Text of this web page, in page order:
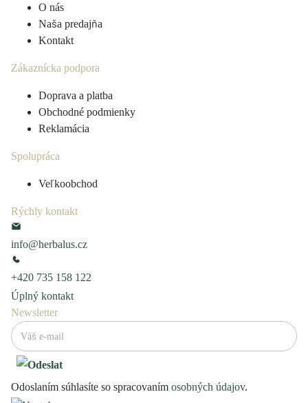
O nás
Naša predajňa
Kontakt
Zákaznícka podpora
Doprava a platba
Obchodné podmienky
Reklamácia
Spolupráca
Veľkoobchod
Rýchly kontakt
info@herbalus.cz
+420 735 158 122
Úplný kontakt
Newsletter
Odoslaním súhlasíte so spracovaním osobných údajov.